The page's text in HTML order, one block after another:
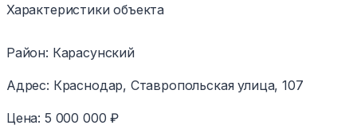
недоступно
Характеристики объекта
Район: Карасунский
Адрес: Краснодар, Ставропольская улица, 107
Цена: 5 000 000 ₽